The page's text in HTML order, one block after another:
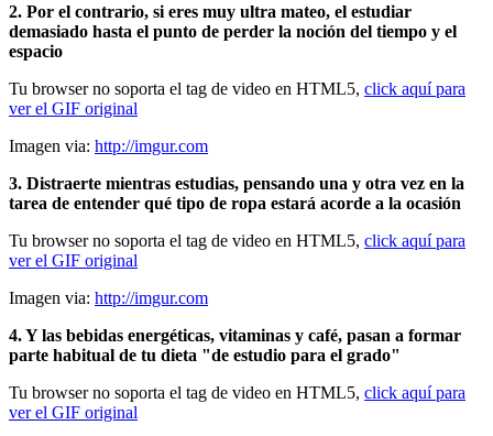
2. Por el contrario, si eres muy ultra mateo, el estudiar
demasiado hasta el punto de perder la noción del tiempo y el
espacio
Tu browser no soporta el tag de video en HTML5, click aquí para
ver el GIF original
Imagen via: http://imgur.com
3. Distraerte mientras estudias, pensando una y otra vez en la
tarea de entender qué tipo de ropa estará acorde a la ocasión
Tu browser no soporta el tag de video en HTML5, click aquí para
ver el GIF original
Imagen via: http://imgur.com
4. Y las bebidas energéticas, vitaminas y café, pasan a formar
parte habitual de tu dieta "de estudio para el grado"
Tu browser no soporta el tag de video en HTML5, click aquí para
ver el GIF original